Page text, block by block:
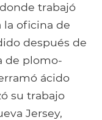
trabajó
la oficina de
después de
de plomo-
ácido
su trabajo
Jersey,